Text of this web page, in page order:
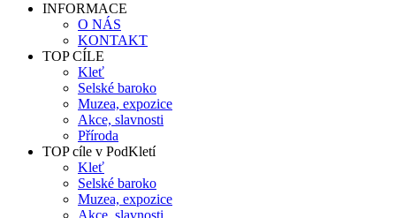
INFORMACE
O NÁS
KONTAKT
TOP CÍLE
Kleť
Selské baroko
Muzea, expozice
Akce, slavnosti
Příroda
TOP cíle v PodKletí
Kleť
Selské baroko
Muzea, expozice
Akce, slavnosti